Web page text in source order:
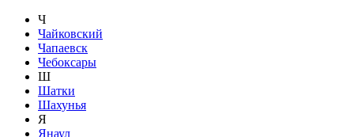
Ч
Чайковский
Чапаевск
Чебоксары
Ш
Шатки
Шахунья
Я
Янаул